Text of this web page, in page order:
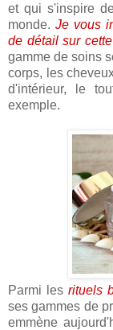
et qui s'inspire
monde.Je vous
de détail sur
gamme de soins
corps, les
d'intérieur, le
exemple.
Parmi les rituels
ses gammes de
emmène